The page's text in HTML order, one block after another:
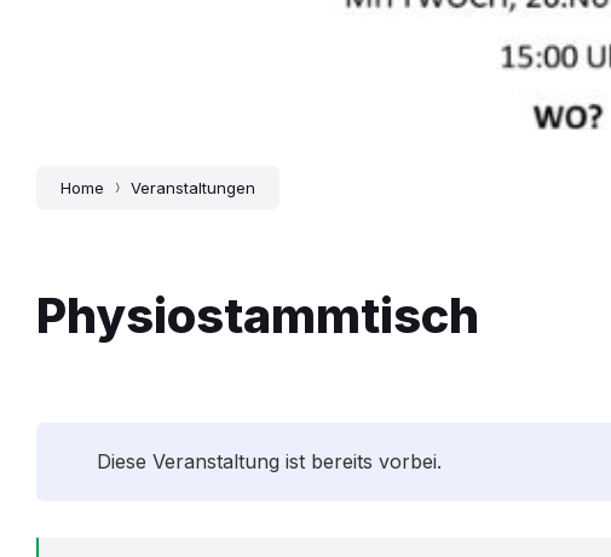
Home Veranstaltungen
Physiostammtisch
Diese Veranstaltung ist bereits vorbei.